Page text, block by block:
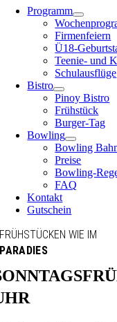
Programm
Firmenfeiern
Ü18-
Teenie- und
Schulausflüge
Bistro
Pinoy Bistro
Frühstück
Burger-Tag
Bowling
Bowling
Preise
Bowling-
FAQ
Kontakt
Gutschein
FRÜHSTÜCKEN WIE IM
PARADIES